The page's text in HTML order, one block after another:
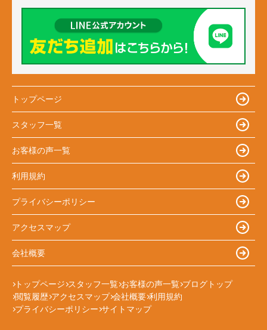
トップページ
スタッフ一覧
お客様の声一覧
利用規約
プライバシーポリシー
アクセスマップ
会社概要
トップページ スタッフ一覧 お客様の声一覧 ブログトップ
閲覧履歴 アクセスマップ 会社概要 利用規約
プライバシーポリシー サイトマップ